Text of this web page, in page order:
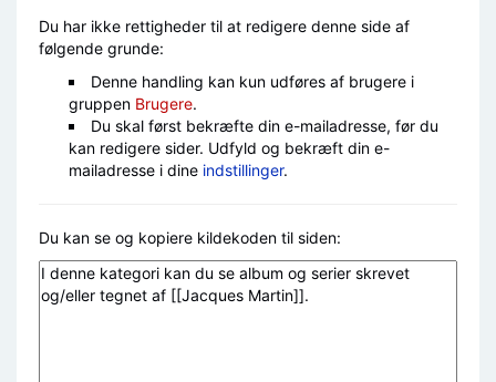
Du har ikke rettigheder til at redigere denne side af
følgende grunde:
Denne handling kan kun udføres af brugere i
gruppen Brugere.
Du skal først bekræfte din e-mailadresse, før du
kan redigere sider. Udfyld og bekræft din e-
mailadresse i dine indstillinger.
Du kan se og kopiere kildekoden til siden: